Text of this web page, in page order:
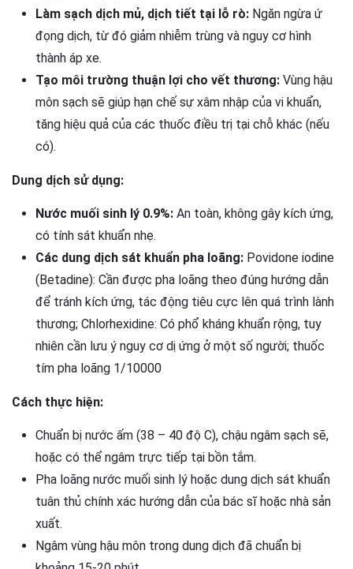
Làm sạch dịch mủ, dịch tiết tại lỗ rò: Ngăn ngừa ứ
đọng dịch, từ đó giảm nhiễm trùng và nguy cơ hình
thành áp xe.
Tạo môi trường thuận lợi cho vết thương: Vùng hậu
môn sạch sẽ giúp hạn chế sự xâm nhập của vi khuẩn,
tăng hiệu quả của các thuốc điều trị tại chỗ khác (nếu
có).
Dung dịch sử dụng:
Nước muối sinh lý 0.9%: An toàn, không gây kích ứng,
có tính sát khuẩn nhẹ.
Các dung dịch sát khuẩn pha loãng: Povidone iodine
(Betadine): Cần được pha loãng theo đúng hướng dẫn
để tránh kích ứng, tác động tiêu cực lên quá trình lành
thương; Chlorhexidine: Có phổ kháng khuẩn rộng, tuy
nhiên cần lưu ý nguy cơ dị ứng ở một số người; thuốc
tím pha loãng 1/10000
Cách thực hiện:
Chuẩn bị nước ấm (38 – 40 độ C), chậu ngâm sạch sẽ,
hoặc có thể ngâm trực tiếp tại bồn tắm.
Pha loãng nước muối sinh lý hoặc dung dịch sát khuẩn
tuân thủ chính xác hướng dẫn của bác sĩ hoặc nhà sản
xuất.
Ngâm vùng hậu môn trong dung dịch đã chuẩn bị